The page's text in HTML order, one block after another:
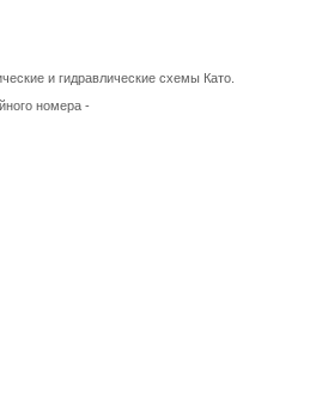
и гидравлические схемы Като.
номера -